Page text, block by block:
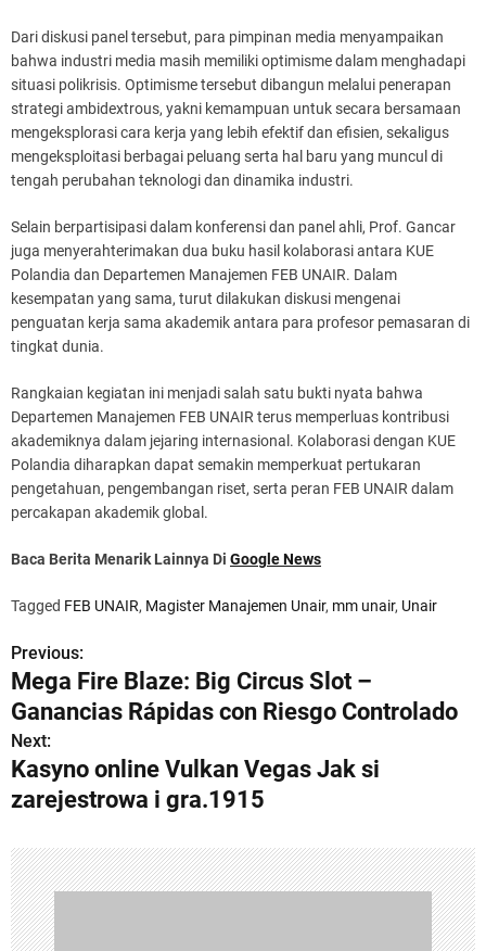
Dari diskusi panel tersebut, para pimpinan media menyampaikan
bahwa industri media masih memiliki optimisme dalam menghadapi
situasi polikrisis. Optimisme tersebut dibangun melalui penerapan
strategi ambidextrous, yakni kemampuan untuk secara bersamaan
mengeksplorasi cara kerja yang lebih efektif dan efisien, sekaligus
mengeksploitasi berbagai peluang serta hal baru yang muncul di
tengah perubahan teknologi dan dinamika industri.
Selain berpartisipasi dalam konferensi dan panel ahli, Prof. Gancar
juga menyerahterimakan dua buku hasil kolaborasi antara KUE
Polandia dan Departemen Manajemen FEB UNAIR. Dalam
kesempatan yang sama, turut dilakukan diskusi mengenai
penguatan kerja sama akademik antara para profesor pemasaran di
tingkat dunia.
Rangkaian kegiatan ini menjadi salah satu bukti nyata bahwa
Departemen Manajemen FEB UNAIR terus memperluas kontribusi
akademiknya dalam jejaring internasional. Kolaborasi dengan KUE
Polandia diharapkan dapat semakin memperkuat pertukaran
pengetahuan, pengembangan riset, serta peran FEB UNAIR dalam
percakapan akademik global.
Baca Berita Menarik Lainnya Di Google News
Tagged FEB UNAIR, Magister Manajemen Unair, mm unair, Unair
P
o
s
t
a
v
Previous:
Mega Fire Blaze: Big Circus Slot –
Ganancias Rápidas con Riesgo Controlado
Next:
Kasyno online Vulkan Vegas Jak si
zarejestrowa i gra.1915